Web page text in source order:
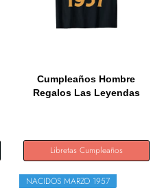
Cumpleaños Hombre
Regalos Las Leyendas
Libretas Cumpleaños
NACIDOS MARZO 1957